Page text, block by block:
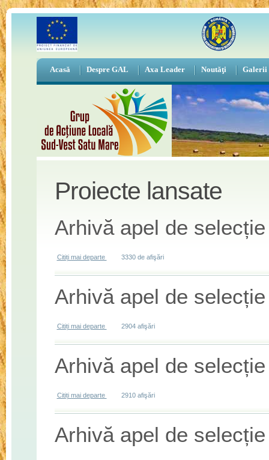
Acasă Despre GAL Axa Leader Noutăţi Galerii
Proiecte lansate
Arhivă apel de
Citiți mai departe despre Arhivă apel de selecție - M 41.322
3330 de afişări
Arhivă apel de
Citiți mai departe despre Arhivă apel de selecție - M 41.313
2904 afişări
Arhivă apel de
Citiți mai departe despre Arhivă apel de selecție - M 41.312
2910 afişări
Arhivă apel de